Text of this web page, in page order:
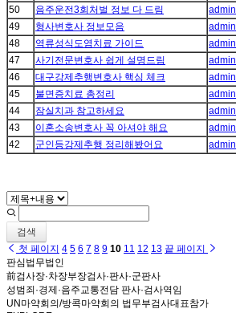
50
음주운전3회처벌 정보 다 드림 admin
49
형사변호사 정보모음 admin
48
역류성식도염치료 가이드 admin
47
사기전문변호사 쉽게 설명드림 admin
46
대구강제추행변호사 핵심 체크 admin
45
불면증치료 총정리 admin
44
잠실치과 참고하세요 admin
43
이혼소송변호사 꼭 아셔야 해요 admin
42
군인등강제추행 정리해봤어요 admin
검색
첫 페이지 4 5 6 7 8 9 10 11 12 13 끝 페이지
판심법무법인
前검사장·차장부장검사·판사·군판사
성범죄·경제·음주교통전담 판사·검사역임
UN마약회의/방콕마약회의 법무부검사대표참가